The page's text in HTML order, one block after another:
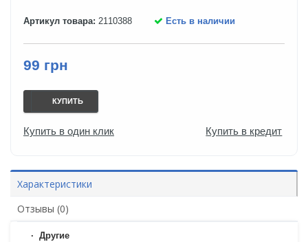
Артикул товара: 2110388 Есть в наличии
99 грн
КУПИТЬ
Купить в один клик Купить в кредит
Характеристики
Отзывы (0)
Другие